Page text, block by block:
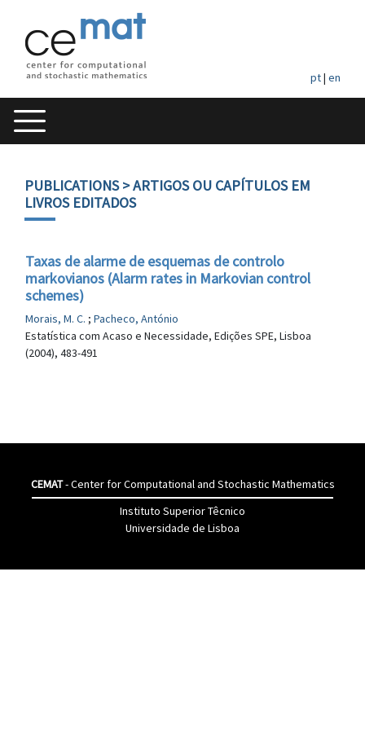
pt| en
PUBLICATIONS> ARTIGOS OU CAPÍTULOS EM
LIVROS EDITADOS
Taxas de alarme de esquemas de controlo
markovianos (Alarm rates in Markovian control
schemes)
Morais, M. C. ; Pacheco, António
Estatística com Acaso e Necessidade, Edições SPE, Lisboa
(2004), 483-491
CEMAT- Center for Computational and Stochastic Mathematics
Instituto Superior Têcnico
Universidade de Lisboa